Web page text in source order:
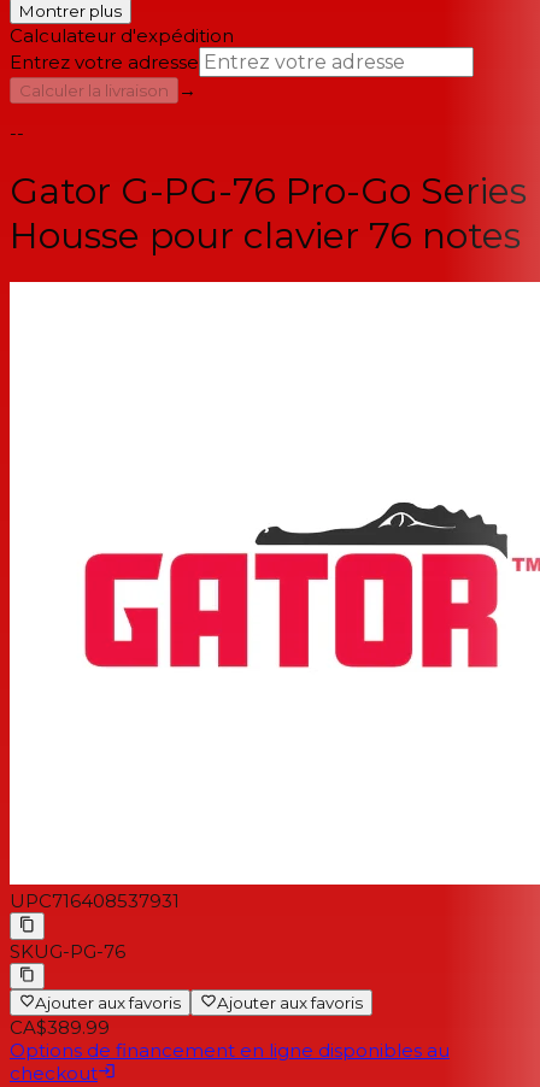
Montrer plus
Calculateur d'expédition
Entrez votre adresse
Calculer la livraison
→
--
Gator G-PG-76 Pro-Go Series
Housse pour clavier 76 notes
UPC716408537931
SKUG-PG-76
Ajouter aux favoris Ajouter aux favoris
CA$389.99
Options de financement en ligne disponibles au
checkout